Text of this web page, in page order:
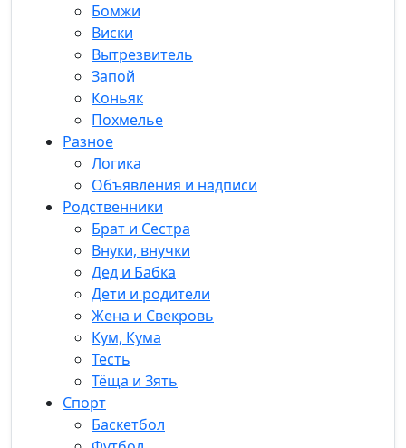
Бомжи
Виски
Вытрезвитель
Запой
Коньяк
Похмелье
Разное
Логика
Объявления и надписи
Родственники
Брат и Сестра
Внуки, внучки
Дед и Бабка
Дети и родители
Жена и Свекровь
Кум, Кума
Тесть
Тёща и Зять
Спорт
Баскетбол